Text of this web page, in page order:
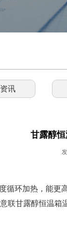
讯
甘露醇
循环加热，能
联甘露醇恒温